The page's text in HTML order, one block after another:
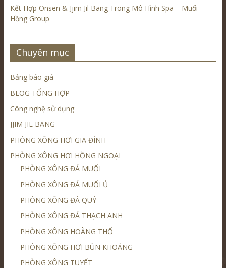
Kết Hợp Onsen & Jjim Jil Bang Trong Mô Hình Spa – Muối
Hồng Group
Chuyên mục
Bảng báo giá
BLOG TỔNG HỢP
Công nghệ sử dụng
JJIM JIL BANG
PHÒNG XÔNG HƠI GIA ĐÌNH
PHÒNG XÔNG HƠI HỒNG NGOẠI
PHÒNG XÔNG ĐÁ MUỐI
PHÒNG XÔNG ĐÁ MUỐI Ủ
PHÒNG XÔNG ĐÁ QUÝ
PHÒNG XÔNG ĐÁ THẠCH ANH
PHÒNG XÔNG HOÀNG THỔ
PHÒNG XÔNG HƠI BÙN KHOÁNG
PHÒNG XÔNG TUYẾT